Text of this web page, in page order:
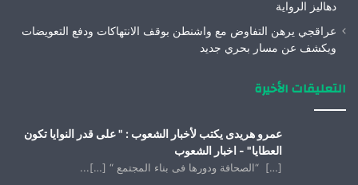
دهاليز الرواية
عراقجي يرهن التفاوض مع واشنطن بوقف الانتهاكات ودفع التعويضات
ويكشف عن مسار بحري جديد
التعليقات الأخيرة
عمرو هريدى يكتب لأخبار الشعوب : " على قدر النوايا تكون
العطايا" - اخبار الشعوب
[…] “الصحافة ودورها فى بناء المجتمع “ […]...